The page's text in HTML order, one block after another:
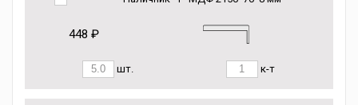
448 ₽
шт. к-т